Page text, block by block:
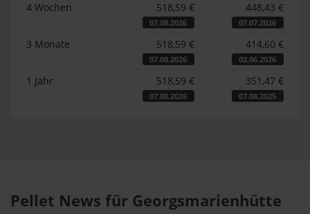
4 Wochen
518,59 €
07.08.2026
448,43 €
07.07.2026
3 Monate 518,59 €
07.08.2026
414,60 €
02.06.2026
1 Jahr 518,59 €
07.08.2026
351,47 €
07.08.2025
Pellet News für Georgsmarienhütte